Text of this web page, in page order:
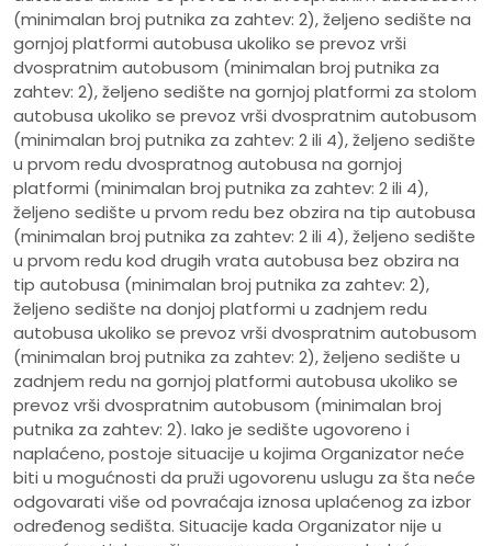
(minimalan broj putnika za zahtev: 2), željeno sedište na
gornjoj platformi autobusa ukoliko se prevoz vrši
dvospratnim autobusom (minimalan broj putnika za
zahtev: 2), željeno sedište na gornjoj platformi za stolom
autobusa ukoliko se prevoz vrši dvospratnim autobusom
(minimalan broj putnika za zahtev: 2 ili 4), željeno sedište
u prvom redu dvospratnog autobusa na gornjoj
platformi (minimalan broj putnika za zahtev: 2 ili 4),
željeno sedište u prvom redu bez obzira na tip autobusa
(minimalan broj putnika za zahtev: 2 ili 4), željeno sedište
u prvom redu kod drugih vrata autobusa bez obzira na
tip autobusa (minimalan broj putnika za zahtev: 2),
željeno sedište na donjoj platformi u zadnjem redu
autobusa ukoliko se prevoz vrši dvospratnim autobusom
(minimalan broj putnika za zahtev: 2), željeno sedište u
zadnjem redu na gornjoj platformi autobusa ukoliko se
prevoz vrši dvospratnim autobusom (minimalan broj
putnika za zahtev: 2). Iako je sedište ugovoreno i
naplaćeno, postoje situacije u kojima Organizator neće
biti u mogućnosti da pruži ugovorenu uslugu za šta neće
odgovarati više od povraćaja iznosa uplaćenog za izbor
određenog sedišta. Situacije kada Organizator nije u